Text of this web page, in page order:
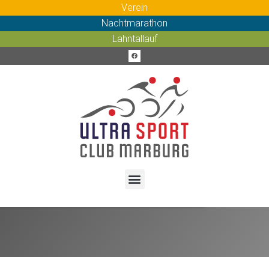
Verein
Nachtmarathon
Lahntallauf